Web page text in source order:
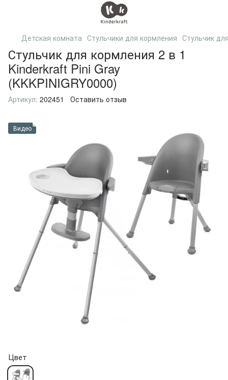
Детская комната Стульчики для кормления Стульчик
Стульчик для кормления 2 в 1
Kinderkraft Pini Gray
(KKKPINIGRY0000)
Артикул: 202451 Оставить отзыв
Видео
Цвет